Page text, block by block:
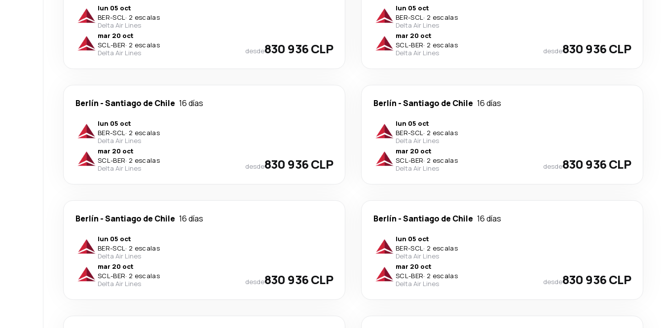
lun 05 oct
BER-SCL· 2 escalas
Delta Air Lines
mar 20 oct
SCL-BER· 2 escalas
Delta Air Lines
desde830 936 CLP
lun 05 oct
BER-SCL· 2 escalas
Delta Air Lines
mar 20 oct
SCL-BER· 2 escalas
Delta Air Lines
desde830 936 CLP
Berlín -Santiago de Chile 16 días
lun 05 oct
BER-SCL· 2 escalas
Delta Air Lines
mar 20 oct
SCL-BER· 2 escalas
Delta Air Lines
desde830 936 CLP
Berlín -Santiago de Chile 16 días
lun 05 oct
BER-SCL· 2 escalas
Delta Air Lines
mar 20 oct
SCL-BER· 2 escalas
Delta Air Lines
desde830 936 CLP
Berlín -Santiago de Chile 16 días
lun 05 oct
BER-SCL· 2 escalas
Delta Air Lines
mar 20 oct
SCL-BER· 2 escalas
Delta Air Lines
desde830 936 CLP
Berlín -Santiago de Chile 16 días
lun 05 oct
BER-SCL· 2 escalas
Delta Air Lines
mar 20 oct
SCL-BER· 2 escalas
Delta Air Lines
desde830 936 CLP